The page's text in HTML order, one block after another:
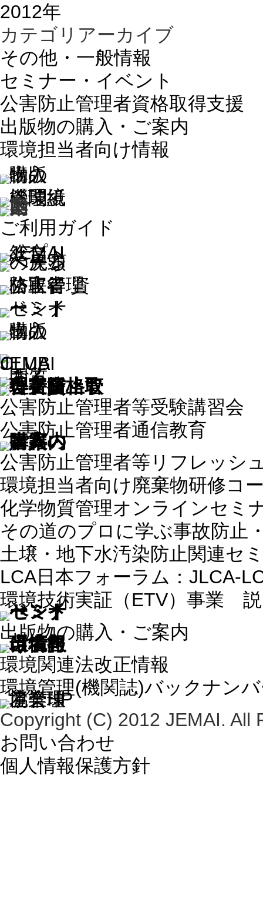
2012年
カテゴリアーカイブ
その他・一般情報
セミナー・イベント
公害防止管理者資格取得支援
出版物の購入・ご案内
環境担当者向け情報
ご利用ガイド
公害防止管理者等受験講習会
公害防止管理者通信教育
公害防止管理者等リフレッシ
環境担当者向け廃棄物研修コ
化学物質管理オンラインセミ
その道のプロに学ぶ事故防止
土壌・地下水汚染防止関連セ
LCA日本フォーラム：JLCA-
環境技術実証（ETV）事業
出版物の購入・ご案内
環境関連法改正情報
環境管理(機関誌)バックナン
Copyright (C) 2012 JEMAI. All
お問い合わせ
個人情報保護方針